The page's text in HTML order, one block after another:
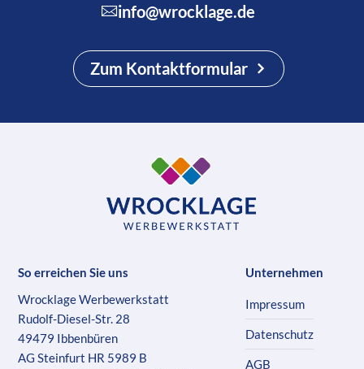
info@wrocklage.de
Zum Kontaktformular
So erreichen Sie uns
Wrocklage Werbewerkstatt
Rudolf-Diesel-Str. 28
49479 Ibbenbüren
AG Steinfurt HR 5989 B
Unternehmen
Impressum
Datenschutz
AGB